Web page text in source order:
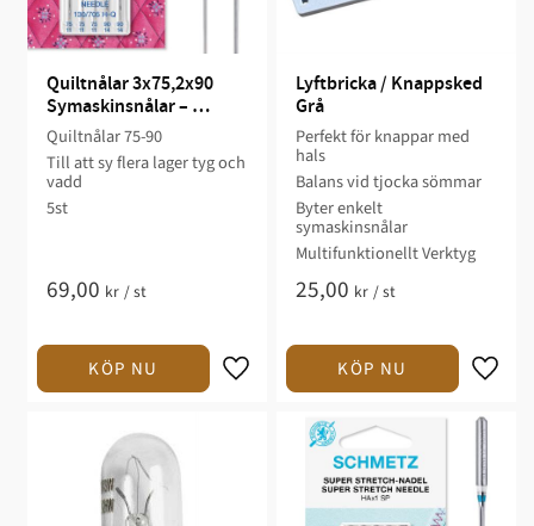
Quiltnålar 3x75,2x90
Symaskinsnålar –
Schmetz
Quiltnålar 75-90
Till att sy flera lager tyg och
vadd
5st
69,00 kr /st
Lyftbricka / Knappsked
Grå
Perfekt för knappar med
hals
Balans vid tjocka sömmar
Byter enkelt
symaskinsnålar
Multifunktionellt Verktyg
25,00 kr /st